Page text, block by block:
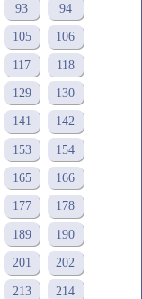
93 94
105 106
117 118
129 130
141 142
153 154
165 166
177 178
189 190
201 202
213 214